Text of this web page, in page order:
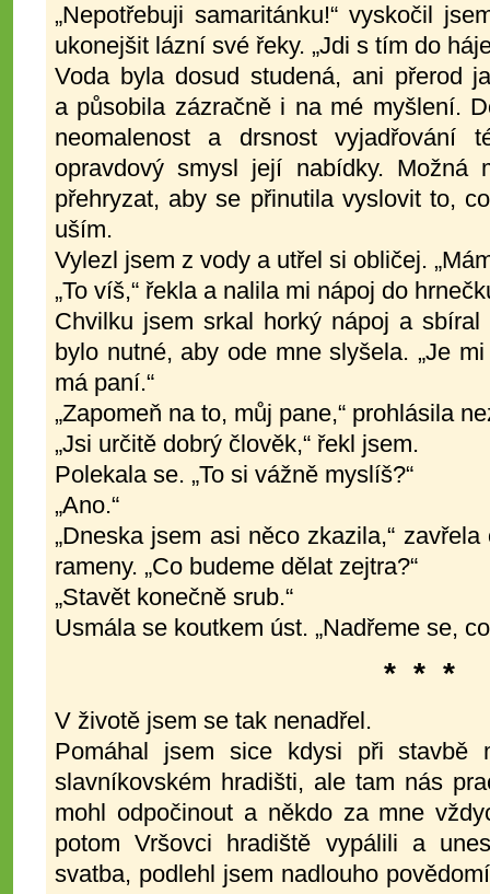
„Nepotřebuji samaritánku!“ vyskočil
ukonejšit lázní své řeky. „Jdi s tím do
Voda byla dosud studená, ani přerod
a působila zázračně i na mé myšlení.
neomalenost a drsnost vyjadřování
opravdový smysl její nabídky. Možná
přehryzat, aby se přinutila vyslovit to,
uším.
Vylezl jsem z vody a utřel si obličej.
„To víš,“ řekla a nalila mi nápoj do
Chvilku jsem srkal horký nápoj a
bylo nutné, aby ode mne slyšela. „Je
má paní.“
„Zapomeň na to, můj pane,“ prohlásila
„Jsi určitě dobrý člověk,“ řekl jsem.
Polekala se. „To si vážně myslíš?“
„Ano.“
„Dneska jsem asi něco zkazila,“
rameny. „Co budeme dělat zejtra?“
„Stavět konečně srub.“
Usmála se koutkem úst. „Nadřeme se,
* * *
V životě jsem se tak nenadřel.
Pomáhal jsem sice kdysi při stavbě
slavníkovském hradišti, ale tam nás
mohl odpočinout a někdo za mne
potom Vršovci hradiště vypálili a
svatba, podlehl jsem nadlouho